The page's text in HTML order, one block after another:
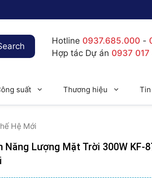
Hotline 0937.685.000 -
Hợp tác Dự án 0937 017
suất Thương hiệu
Hệ Mới
Năng Lượng Mặt Trời 300W KF-